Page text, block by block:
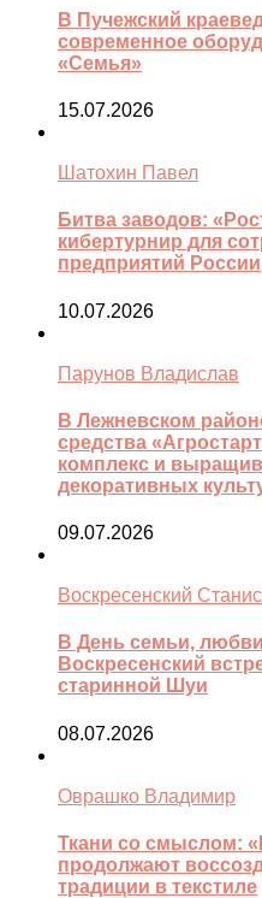
В Пучежский
современное
«Семья»
15.07.2026
Шатохин Павел
Битва заводов:
кибертурнир для
предприятий России
10.07.2026
Парунов Владислав
В Лежневском
средства
комплекс и
декоративных
09.07.2026
Воскресенский
В День семьи,
Воскресенский
старинной Шуи
08.07.2026
Оврашко Владимир
Ткани со смыслом:
продолжают
традиции в текстиле